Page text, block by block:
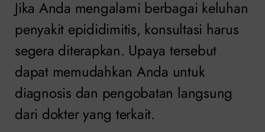
Jika Anda mengalami berbagai keluhan
penyakit epididimitis, konsultasi harus
segera diterapkan. Upaya tersebut
dapat memudahkan Anda untuk
diagnosis dan pengobatan langsung
dari dokter yang terkait.